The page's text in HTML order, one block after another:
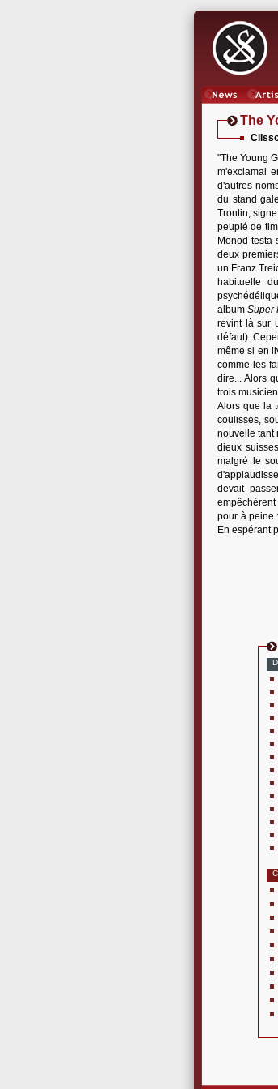
The
"The Young
m'exclamai
d'autres
du stand
Trontin,
peuplé de
Monod testa
deux
un Franz
habituelle
albumSuper
revint là sur
défaut).
même si en
comme les
dire... Alors
trois
Alors que la
coulisses,
nouvelle tant
dieux
malgré le
devait
pour à peine
En espérant